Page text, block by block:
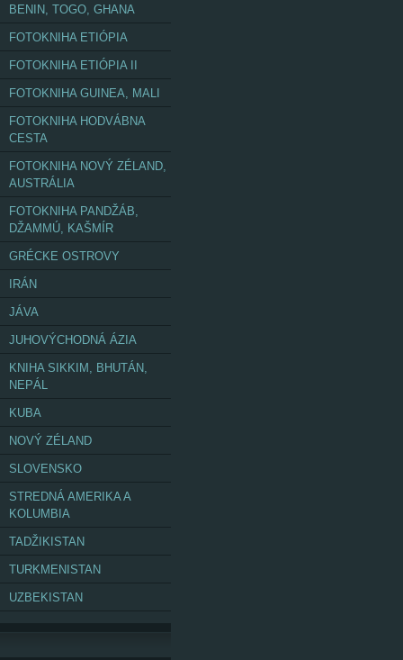
BENIN, TOGO, GHANA
FOTOKNIHA ETIÓPIA
FOTOKNIHA ETIÓPIA II
FOTOKNIHA GUINEA, MALI
FOTOKNIHA HODVÁBNA
CESTA
FOTOKNIHA NOVÝ ZÉLAND,
AUSTRÁLIA
FOTOKNIHA PANDŽÁB,
DŽAMMÚ, KAŠMÍR
GRÉCKE OSTROVY
IRÁN
JÁVA
JUHOVÝCHODNÁ ÁZIA
KNIHA SIKKIM, BHUTÁN,
NEPÁL
KUBA
NOVÝ ZÉLAND
SLOVENSKO
STREDNÁ AMERIKA A
KOLUMBIA
TADŽIKISTAN
TURKMENISTAN
UZBEKISTAN